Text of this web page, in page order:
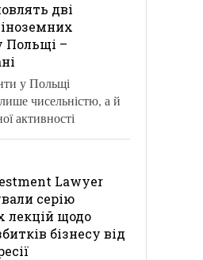
дві
Польщі –
у Польщі
чисельністю, а й
активності
Lawyer
серію
лекцій щодо
бізнесу від